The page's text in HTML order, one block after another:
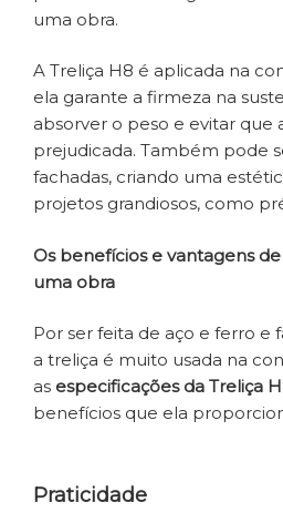
uma obra.
A Treliça H8 é aplicada na
ela garante a firmeza na
absorver o peso e evitar que
prejudicada. Também pode
fachadas, criando uma
projetos grandiosos, como
Os benefícios e vantagens
uma obra
Por ser feita de aço e ferro e
a treliça é muito usada na
as especificações da Treliça
benefícios que ela
Praticidade